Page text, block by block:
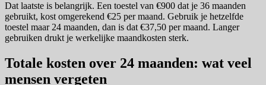
Dat laatste is belangrijk. Een toestel van €900 dat je 36 maanden
gebruikt, kost omgerekend €25 per maand. Gebruik je hetzelfde
toestel maar 24 maanden, dan is dat €37,50 per maand. Langer
gebruiken drukt je werkelijke maandkosten sterk.
Totale kosten over 24 maanden: wat veel
mensen vergeten